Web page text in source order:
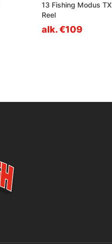
13 Fishing Modus
Reel
alk. €109